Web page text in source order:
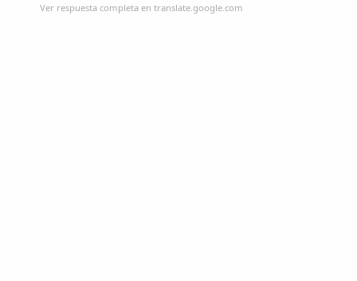
Ver respuesta completa en translate.google.com